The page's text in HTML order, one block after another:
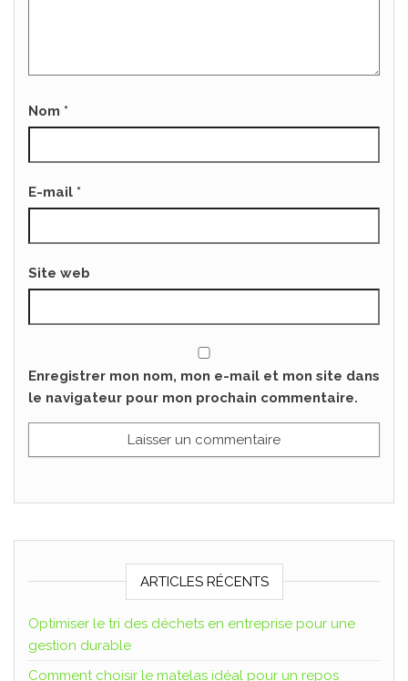
Nom *
E-mail *
Site web
Enregistrer mon nom, mon e-mail et mon site dans
le navigateur pour mon prochain commentaire.
ARTICLES RÉCENTS
Optimiser le tri des déchets en entreprise pour une
gestion durable
Comment choisir le matelas idéal pour un repos